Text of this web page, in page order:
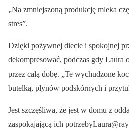
„Na zmniejszoną produkcję mleka
stres”.
Dzięki pożywnej diecie i spokojnej
dekompresować, podczas gdy Laura
przez całą dobę. „Te wychudzone
butelką, płynów podskórnych i
Jest szczęśliwa, że jest w domu z
zaspokajającą ich